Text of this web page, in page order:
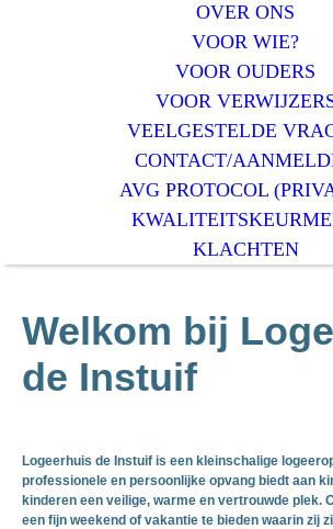
OVER ONS
VOOR WIE?
VOOR OUDERS
VOOR
VEELGESTELDE
CONTACT/
AVG PROTOCOL
KLACHTEN
Welkom bij
de Instuif
Logeerhuis de Instuif is een kleinschalige
professionele en persoonlijke opvang biedt aan
kinderen een veilige, warme en vertrouwde plek.
een fijn weekend of vakantie te bieden waarin zij